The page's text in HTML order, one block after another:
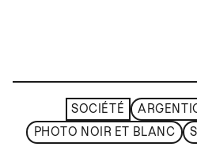
SOCIÉTÉ
PHOTO NOIR ET BLANC